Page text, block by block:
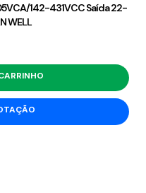
142-431VCC Saída 22-
WELL